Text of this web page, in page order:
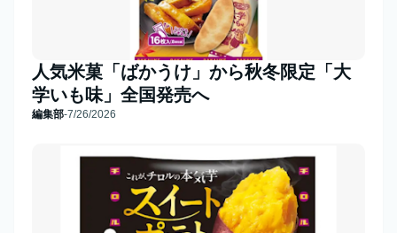
人気米菓「ばかうけ」から秋冬限定「大
学いも味」全国発売へ
編集部-7/26/2026